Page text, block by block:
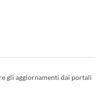
gli aggiornamenti dai portali